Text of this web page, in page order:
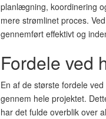
planlægning, koordinering
mere strømlinet proces.
gennemført effektivt og
Fordele ved
En af de største fordele
gennem hele projektet.
har det fulde overblik over